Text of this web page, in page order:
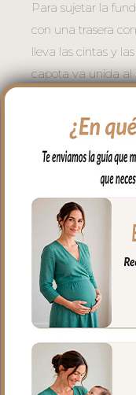
Para sujetar la
con una trasera
lleva las cintas y
capota va unida al
sujeción adicional
conseguir que a
sujeta al respaldo.
pasas por las
el respaldo hasta
posterior y se
Las aberturas
ojales en el culete
de arenes de todo
Abertura en el
de libro.
En la zona de los